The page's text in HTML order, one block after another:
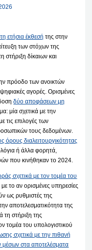
ετήσια έκθεσή της στην
των στόχων της
στήριξη δίκαιων και
πρόοδο των ανοικτών
αγορές. Ορισμένες
δύο αποφάσεων μη
μία σχετικά με την
τις επιλογές των
τους δεδομένων.
όρους διαλειτουργικότητας
ή άλλα φορητά,
που κινήθηκαν το 2024.
σχετικά με τον τομέα του
το αν ορισμένες υπηρεσίες
ως ρυθμιστές της
αποτελεσματικότητα της
τη στήριξη της
τομέα του υπολογιστικού
σχετικά με την πιθανή
μέσων στα αποτελέσματα